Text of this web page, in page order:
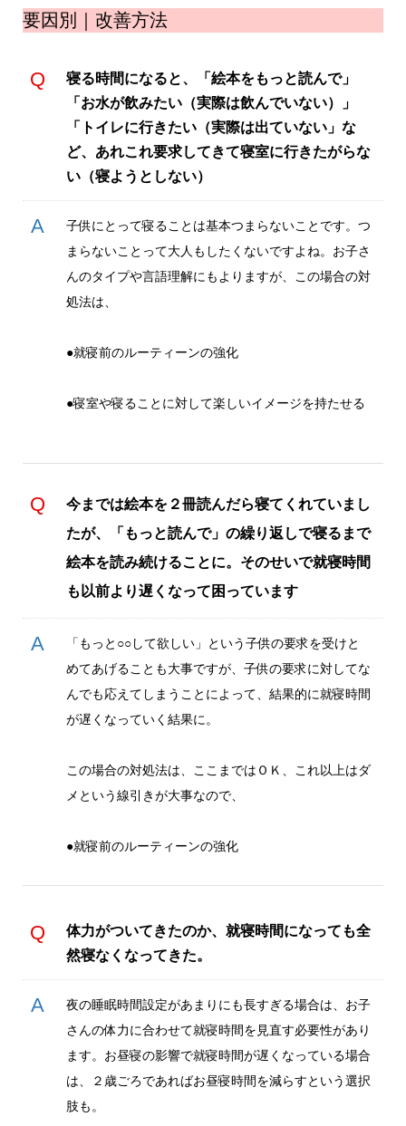
要因別｜改善方法
寝る時間になると、「絵本をもっと読んで」
「お水が飲みたい（実際は飲んでいない）」
「トイレに行きたい（実際は出ていない」な
ど、あれこれ要求してきて寝室に行きたがらな
い（寝ようとしない）
子供にとって寝ることは基本つまらないことです。つ
まらないことって大人もしたくないですよね。お子さ
んのタイプや言語理解にもよりますが、この場合の対
処法は、
●就寝前のルーティーンの強化
●寝室や寝ることに対して楽しいイメージを持たせる
今までは絵本を２冊読んだら寝てくれていまし
たが、「もっと読んで」の繰り返しで寝るまで
絵本を読み続けることに。そのせいで就寝時間
も以前より遅くなって困っています
「もっと○○して欲しい」という子供の要求を受けと
めてあげることも大事ですが、子供の要求に対してな
んでも応えてしまうことによって、結果的に就寝時間
が遅くなっていく結果に。
この場合の対処法は、ここまではＯＫ、これ以上はダ
メという線引きが大事なので、
●就寝前のルーティーンの強化
体力がついてきたのか、就寝時間になっても全
然寝なくなってきた。
夜の睡眠時間設定があまりにも長すぎる場合は、お子
さんの体力に合わせて就寝時間を見直す必要性があり
ます。お昼寝の影響で就寝時間が遅くなっている場合
は、２歳ごろであればお昼寝時間を減らすという選択
肢も。